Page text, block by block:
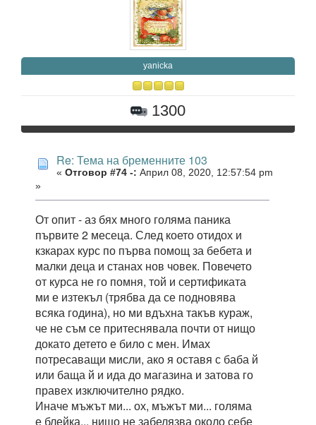
yanicka
1300
Re: Тема на бременните 103
« Отговор #74 -: Април 08, 2020, 12:57:54 pm
»
От опит - аз бях много голяма паника
първите 2 месеца. След което отидох и
кзкарах курс по първа помощ за бебета и
малки деца и станах нов човек. Повечето
от курса не го помня, той и сертификата
ми е изтекъл (трябва да се подновява
всяка година), но ми вдъхна такъв кураж,
че не съм се притеснявала почти от нищо
докато детето е било с мен. Имах
потресаващи мисли, ако я оставя с баба й
или баща й и ида до магазина и затова го
правех изключително рядко.
Иначе мъжът ми... ох, мъжът ми... голяма
е блейка... нищо не забелязва около себе